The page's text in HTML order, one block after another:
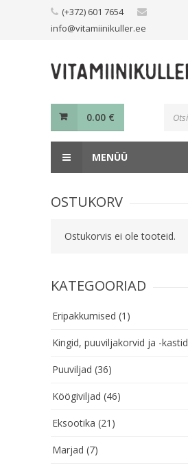
(+372) 601 7654
info@vitamiinikuller.ee
0.00 €
MENÜÜ
OSTUKORV
Ostukorvis ei ole tooteid.
KATEGOORIAD
Eripakkumised (1)
Kingid, puuviljakorvid ja -kastid
Puuviljad (36)
Köögiviljad (46)
Eksootika (21)
Marjad (7)